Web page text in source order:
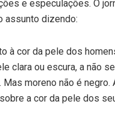
e especulações. O
assunto dizendo:
à cor da pele dos
clara ou escura, a não
moreno não é
a cor da pele dos